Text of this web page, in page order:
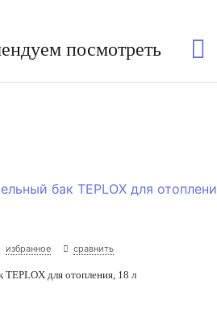
посмотреть
избранное сравнить
для отопления, 18 л